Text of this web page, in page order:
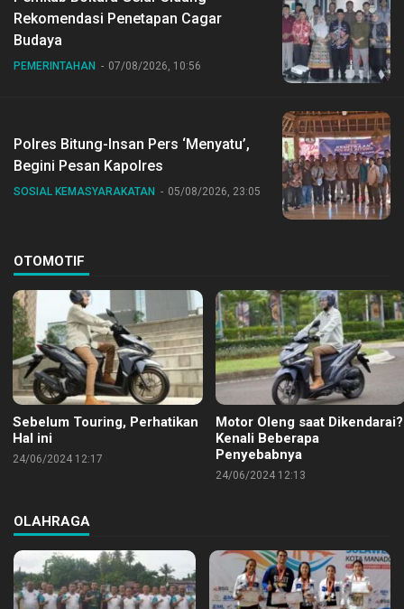
Rekomendasi Penetapan Cagar
Budaya
PEMERINTAHAN 07/08/2026, 10:56
Polres Bitung-Insan Pers ‘Menyatu’,
Begini Pesan Kapolres
SOSIAL KEMASYARAKATAN 05/08/2026, 23:05
OTOMOTIF
Sebelum Touring, Perhatikan
Hal ini
24/06/2024 12:17
Motor Oleng saat Dikendarai?
Kenali Beberapa
Penyebabnya
24/06/2024 12:13
OLAHRAGA